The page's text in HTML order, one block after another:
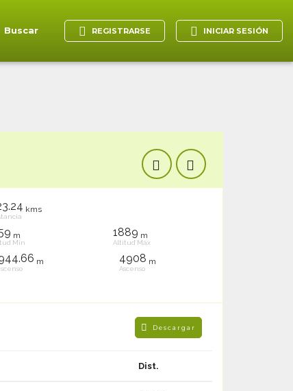
Buscar REGISTRARSE INICIAR SESIÓN
kms
m
Mín
1889 m
Altitud Máx
m 4908 m
Ascenso
Descargar
Dist.